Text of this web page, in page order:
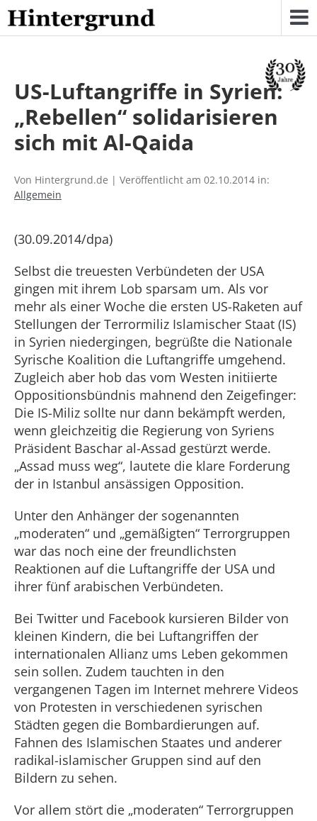
Skip
to
content
US-Luftangriffe in Syrien:
„Rebellen“ solidarisieren
sich mit Al-Qaida
Von Hintergrund.de | Veröffentlicht am 02.10.2014 in:
Allgemein
(30.09.2014/dpa)
Selbst die treuesten Verbündeten der USA
gingen mit ihrem Lob sparsam um. Als vor
mehr als einer Woche die ersten US-Raketen auf
Stellungen der Terrormiliz Islamischer Staat (IS)
in Syrien niedergingen, begrüßte die Nationale
Syrische Koalition die Luftangriffe umgehend.
Zugleich aber hob das vom Westen initiierte
Oppositionsbündnis mahnend den Zeigefinger:
Die IS-Miliz sollte nur dann bekämpft werden,
wenn gleichzeitig die Regierung von Syriens
Präsident Baschar al-Assad gestürzt werde.
„Assad muss weg“, lautete die klare Forderung
der in Istanbul ansässigen Opposition.
Unter den Anhänger der sogenannten
„moderaten“ und „gemäßigten“ Terrorgruppen
war das noch eine der freundlichsten
Reaktionen auf die Luftangriffe der USA und
ihrer fünf arabischen Verbündeten.
Bei Twitter und Facebook kursieren Bilder von
kleinen Kindern, die bei Luftangriffen der
internationalen Allianz ums Leben gekommen
sein sollen. Zudem tauchten in den
vergangenen Tagen im Internet mehrere Videos
von Protesten in verschiedenen syrischen
Städten gegen die Bombardierungen auf.
Fahnen des Islamischen Staates und anderer
radikal-islamischer Gruppen sind auf den
Bildern zu sehen.
Vor allem stört die „moderaten“ Terrorgruppen